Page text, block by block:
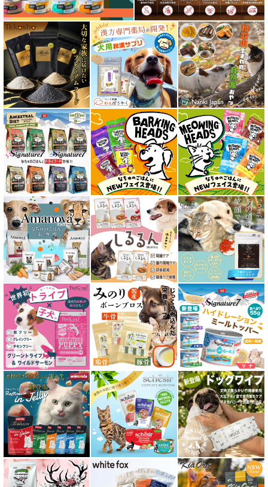
エアドライ ドッグフード
愛猫用ウェット300円以下コーナー
全年齢対応 フード for CAT
キトン用 フード for CAT
成猫用 フード for CAT
シニア猫用 フード for CAT
皮膚・被毛ケア対応 フード for CAT
食物アレルギー対応キャットフード
腎臓ケア対応キャットフード
関節サポート対応 フード for CAT
糖尿ケア対応 フード for CAT
肥満ケア対応 フード for CAT
泌尿器ケア対応 フード for CAT